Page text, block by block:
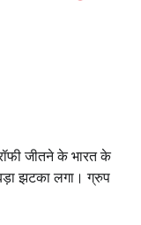
जीतने के भारत के
झटका लगा। ग्रुप